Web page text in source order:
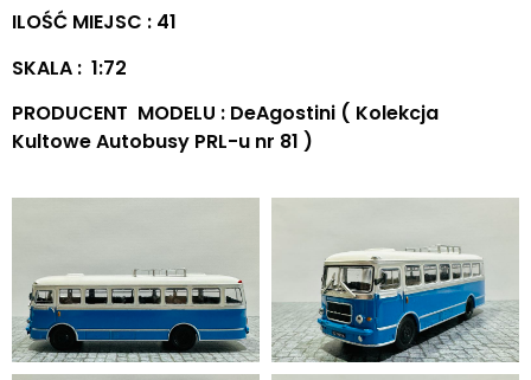
ILOŚĆ MIEJSC : 41
SKALA : 1:72
PRODUCENT MODELU : DeAgostini ( Kolekcja
Kultowe Autobusy PRL-u nr 81 )